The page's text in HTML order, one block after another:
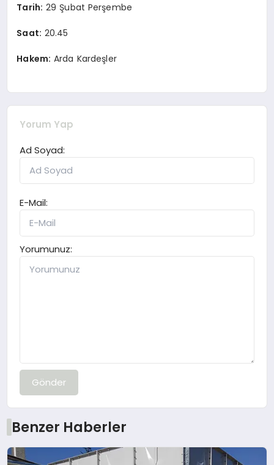
Tarih: 29 Şubat Perşembe
Saat: 20.45
Hakem: Arda Kardeşler
Yorum Yap
Ad Soyad:
E-Mail:
Yorumunuz:
Gönder
Benzer Haberler